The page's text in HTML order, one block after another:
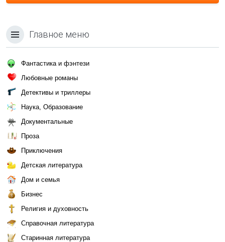
Главное меню
Фантастика и фэнтези
Любовные романы
Детективы и триллеры
Наука, Образование
Документальные
Проза
Приключения
Детская литература
Дом и семья
Бизнес
Религия и духовность
Справочная литература
Старинная литература